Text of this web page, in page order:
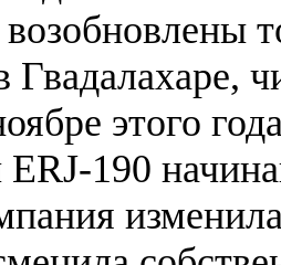
Гвадалахаре,
этого
ERJ-190